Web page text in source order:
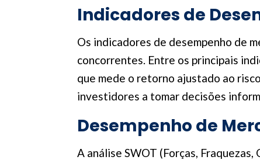
Indicadores de
Os indicadores de desempenho de
concorrentes. Entre os principais
que mede o retorno ajustado ao
investidores a tomar decisões
Desempenho de
A análise SWOT (Forças,